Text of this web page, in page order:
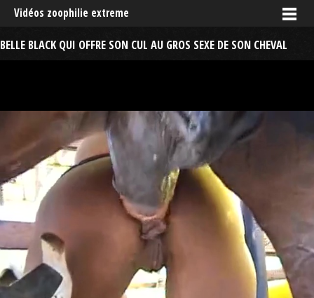
Vidéos zoophilie extreme
BELLE BLACK QUI OFFRE SON CUL AU GROS SEXE DE SON CHEVAL